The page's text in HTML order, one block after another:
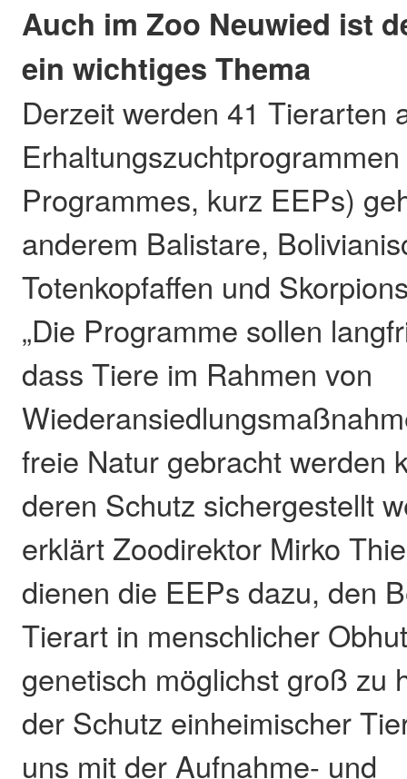
Auch im Zoo Neuwied ist
ein wichtiges Thema
Derzeit werden 41 Tierarten
Programmes, kurz EEPs)
anderem Balistare,
Totenkopfaffen und
„Die Programme sollen
dass Tiere im Rahmen von
freie Natur gebracht werden
deren Schutz sichergestellt
erklärt Zoodirektor Mirko
dienen die EEPs dazu, den
Tierart in menschlicher
genetisch möglichst groß zu
der Schutz einheimischer
uns mit der Aufnahme- und